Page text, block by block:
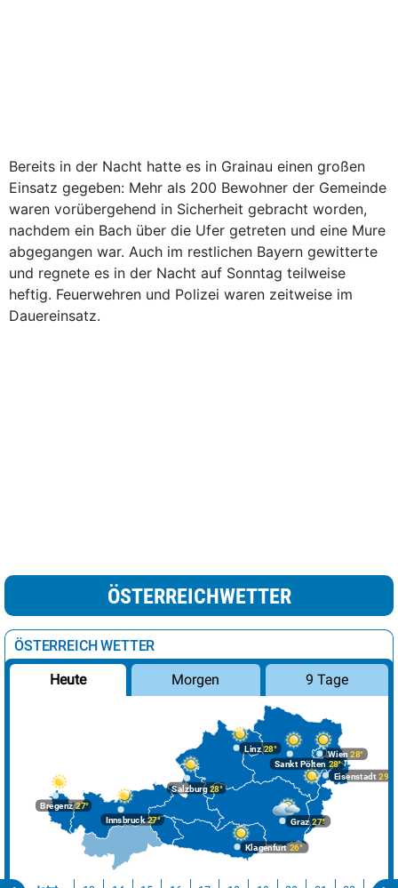
Bereits in der Nacht hatte es in Grainau einen großen
Einsatz gegeben: Mehr als 200 Bewohner der Gemeinde
waren vorübergehend in Sicherheit gebracht worden,
nachdem ein Bach über die Ufer getreten und eine Mure
abgegangen war. Auch im restlichen Bayern gewitterte
und regnete es in der Nacht auf Sonntag teilweise
heftig. Feuerwehren und Polizei waren zeitweise im
Dauereinsatz.
ÖSTERREICHWETTER
ÖSTERREICH WETTER
Heute Morgen 9 Tage
Bregenz27°
Graz27°
Innsbruck27°
Klagenfurt 26°
Linz28°
Salzburg28°
Wien 28°
Eisenstadt 29°
Sankt Pölten 28°